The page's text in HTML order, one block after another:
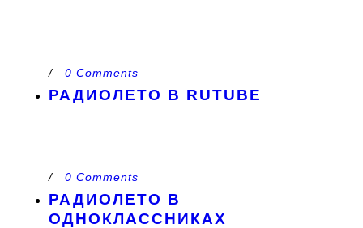
/ 0 Comments
РАДИОЛЕТО В RUTUBE
/ 0 Comments
РАДИОЛЕТО В
ОДНОКЛАССНИКАХ